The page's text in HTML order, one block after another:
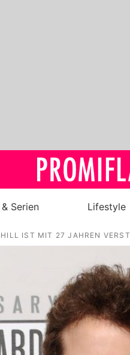
Royals
Stars
Filme &
Lifestyle
Familie &
Serien Lifestyle
IST MIT 27 JAHREN